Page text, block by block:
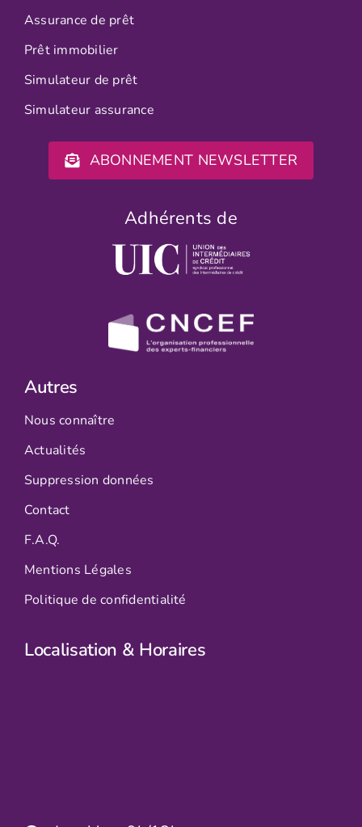
Assurance de prêt
Prêt immobilier
Simulateur de prêt
Simulateur assurance
ABONNEMENT NEWSLETTER
Adhérents de
Autres
Nous connaître
Actualités
Suppression données
Contact
F.A.Q.
Mentions Légales
Politique de confidentialité
Localisation & Horaires